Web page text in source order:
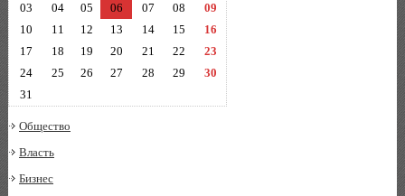
03
04 05 06 07 08
09
10
11 12 13 14 15
16
17
18 19 20 21 22
23
24
25 26 27 28 29
30
31
Общество
Власть
Бизнес